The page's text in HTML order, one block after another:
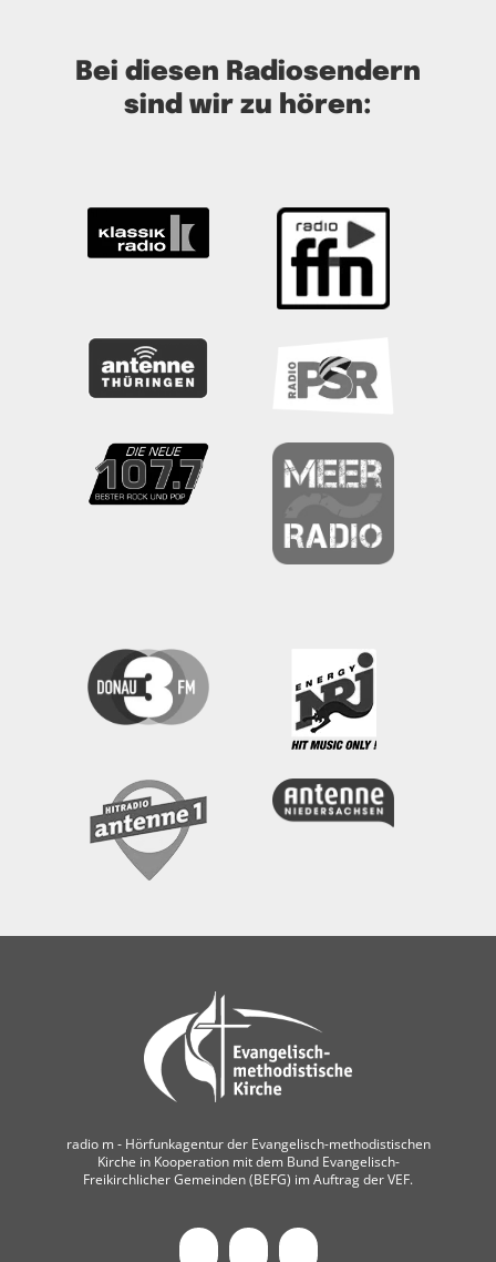
Bei diesen Radiosendern
sind wir zu hören:
radio m ‐ Hörfunkagentur der Evangelisch-methodistischen
Kirche in Kooperation mit dem Bund Evangelisch-
Freikirchlicher Gemeinden (BEFG) im Auftrag der VEF.